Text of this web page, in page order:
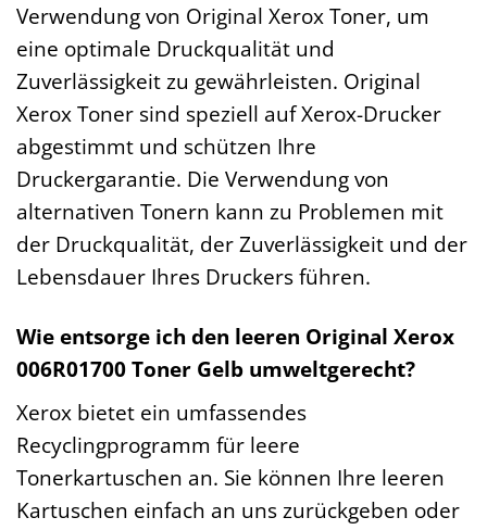
Verwendung von Original Xerox Toner, um
eine optimale Druckqualität und
Zuverlässigkeit zu gewährleisten. Original
Xerox Toner sind speziell auf Xerox-Drucker
abgestimmt und schützen Ihre
Druckergarantie. Die Verwendung von
alternativen Tonern kann zu Problemen mit
der Druckqualität, der Zuverlässigkeit und der
Lebensdauer Ihres Druckers führen.
Wie entsorge ich den leeren Original Xerox
006R01700 Toner Gelb umweltgerecht?
Xerox bietet ein umfassendes
Recyclingprogramm für leere
Tonerkartuschen an. Sie können Ihre leeren
Kartuschen einfach an uns zurückgeben oder